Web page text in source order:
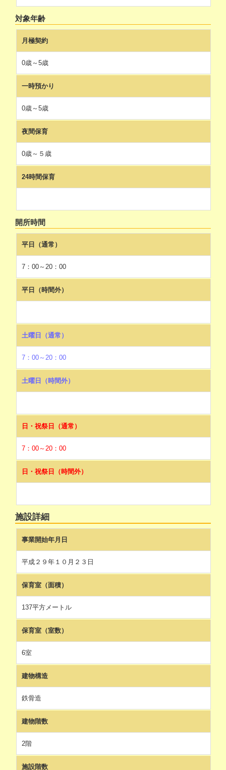
対象年齢
月極契約
0歳～5歳
一時預かり
0歳～5歳
夜間保育
0歳～５歳
24時間保育
開所時間
平日（通常）
7：00～20：00
平日（時間外）
土曜日（通常）
7：00～20：00
土曜日（時間外）
日・祝祭日（通常）
7：00～20：00
日・祝祭日（時間外）
施設詳細
事業開始年月日
平成２９年１０月２３日
保育室（面積）
137平方メートル
保育室（室数）
6室
建物構造
鉄骨造
建物階数
2階
施設階数